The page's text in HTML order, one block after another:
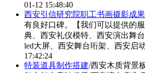
01-12 15:48:40
西安引信研究院职工书画摄影成
有良好口碑。【我们可以提供的
典、 西安礼仪模特 、西安演出舞
led大屏、西安舞台珩架、西安启
17:42:24
特装道具制作搭建/西安木质背景